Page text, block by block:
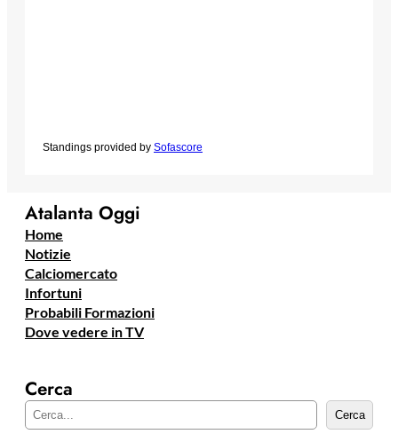
Standings provided by Sofascore
Atalanta Oggi
Home
Notizie
Calciomercato
Infortuni
Probabili Formazioni
Dove vedere in TV
Cerca
e
Cerca